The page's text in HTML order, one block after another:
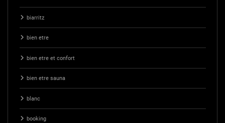
biarritz
bien etre
bien etre et confort
bien etre sauna
blanc
booking